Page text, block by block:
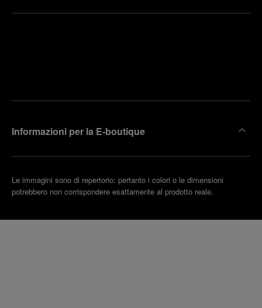
Informazioni per la E-boutique
Le immagini sono di repertorio: pertanto i colori o le dimensioni
potrebbero non corrispondere esattamente al prodotto reale.